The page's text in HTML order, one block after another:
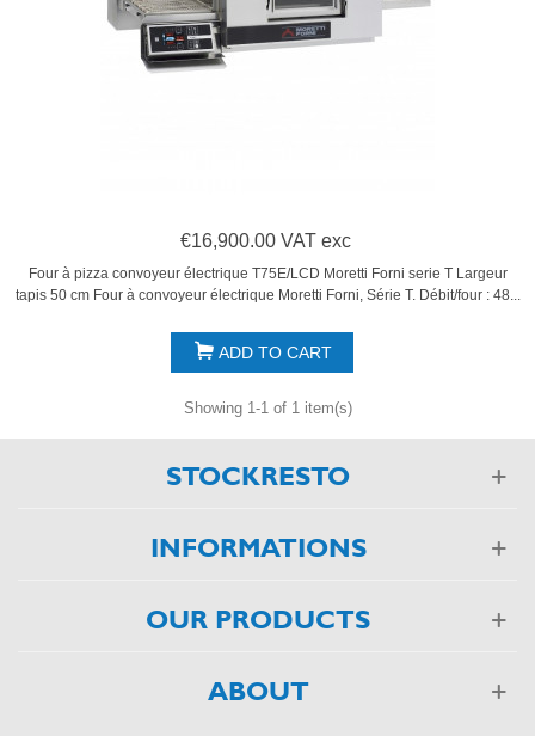
€16,900.00 VAT exc
Four à pizza convoyeur électrique T75E/LCD Moretti Forni serie T Largeur
tapis 50 cm Four à convoyeur électrique Moretti Forni, Série T. Débit/four : 48...
ADD TO CART
Showing 1-1 of 1 item(s)
STOCKRESTO
INFORMATIONS
OUR PRODUCTS
ABOUT